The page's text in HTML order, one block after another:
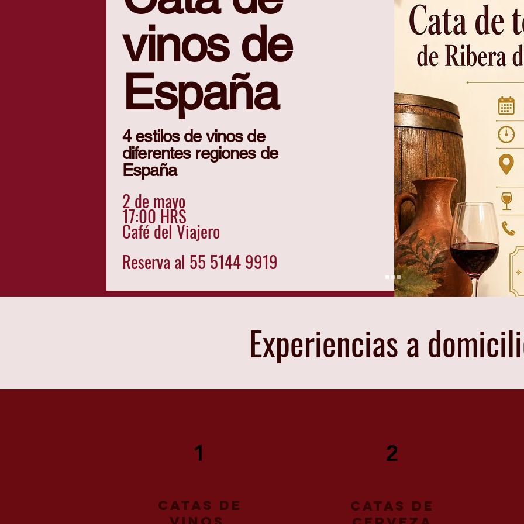
CATA DESCRIPCIÓN
Cervezas Artesanales
4 cervezas artesanales de
Vinos de Italia
4 vinos de diferentes regiones
de Italia
vinos de
España
4 estilos de vinos de
diferentes regiones de
España
2 de mayo
17:00 HRS
Café del Viajero
Reserva al 55 5144 9919
Experiencias a
1
Catas de
2
catas de